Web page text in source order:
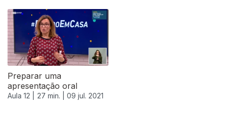
Preparar uma
apresentação oral
Aula 12 | 27 min. | 09 jul. 2021
556631